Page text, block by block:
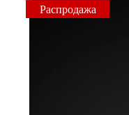
Распродажа